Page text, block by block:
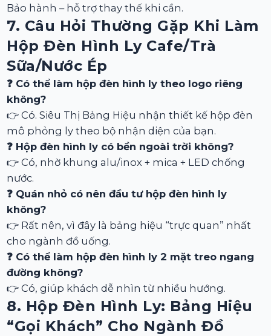
Bảo hành – hỗ trợ thay thế khi cần.
7. Câu Hỏi Thường Gặp Khi Làm
Hộp Đèn Hình Ly Cafe/trà
Sữa/nước Ép
❓ Có thể làm hộp đèn hình ly theo logo riêng
không?
👉 Có. Siêu Thị Bảng Hiệu nhận thiết kế hộp đèn
mô phỏng ly theo bộ nhận diện của bạn.
❓ Hộp đèn hình ly có bền ngoài trời không?
👉 Có, nhờ khung alu/inox + mica + LED chống
nước.
❓ Quán nhỏ có nên đầu tư hộp đèn hình ly
không?
👉 Rất nên, vì đây là bảng hiệu “trực quan” nhất
cho ngành đồ uống.
❓ Có thể làm hộp đèn hình ly 2 mặt treo ngang
đường không?
👉 Có, giúp khách dễ nhìn từ nhiều hướng.
8. Hộp Đèn Hình Ly: Bảng Hiệu
“gọi Khách” Cho Ngành Đồ